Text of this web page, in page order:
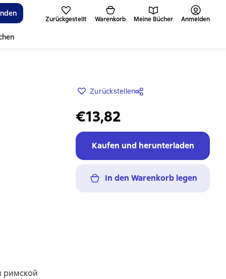
Zurückgestellt Warenkorb Meine Bücher Anmelden
Zurückstellen
€13,82
Kaufen und herunterladen
In den Warenkorb legen
римской